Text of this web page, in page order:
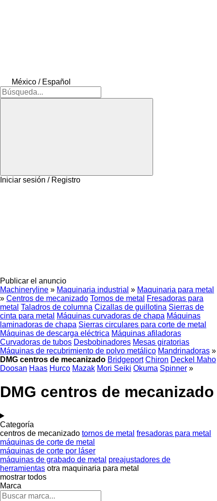
México / Español
Iniciar sesión / Registro
Publicar el anuncio
Machineryline » Maquinaria industrial » Maquinaria para metal
» Centros de mecanizado Tornos de metal
Fresadoras para
metal Taladros de columna Cizallas de guillotina Sierras de
cinta para metal
Máquinas curvadoras de chapa Máquinas
laminadoras de chapa Sierras circulares para corte de metal
Máquinas de descarga eléctrica Máquinas afiladoras
Curvadoras de tubos Desbobinadores Mesas giratorias
Máquinas de recubrimiento de polvo metálico Mandrinadoras »
DMG centros de mecanizado Bridgeport Chiron Deckel Maho
Doosan Haas Hurco Mazak Mori Seiki Okuma Spinner »
DMG centros de mecanizado
Categoría
centros de mecanizado tornos de metal fresadoras para metal
máquinas de corte de metal
máquinas de corte por láser
máquinas de grabado de metal preajustadores de
herramientas otra maquinaria para metal
mostrar todos
Marca